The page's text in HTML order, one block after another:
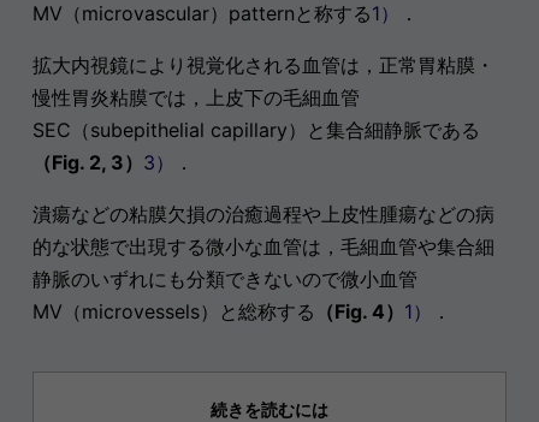
MV（microvascular）patternと称する1） ．
拡大内視鏡により視覚化される血管は，正常胃粘膜・
慢性胃炎粘膜では，上皮下の毛細血管
SEC（subepithelial capillary）と集合細静脈である
（Fig. 2, 3） 3） ．
潰瘍などの粘膜欠損の治癒過程や上皮性腫瘍などの病
的な状態で出現する微小な血管は，毛細血管や集合細
静脈のいずれにも分類できないので微小血管
MV（microvessels）と総称する （Fig. 4） 1） ．
続きを読むには